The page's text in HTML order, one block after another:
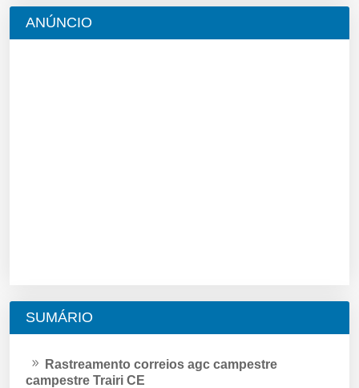
ANÚNCIO
SUMÁRIO
Rastreamento correios agc campestre
campestre Trairi CE